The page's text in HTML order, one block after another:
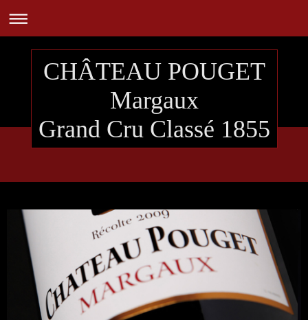
CHÂTEAU POUGET
Margaux
Grand Cru Classé 1855